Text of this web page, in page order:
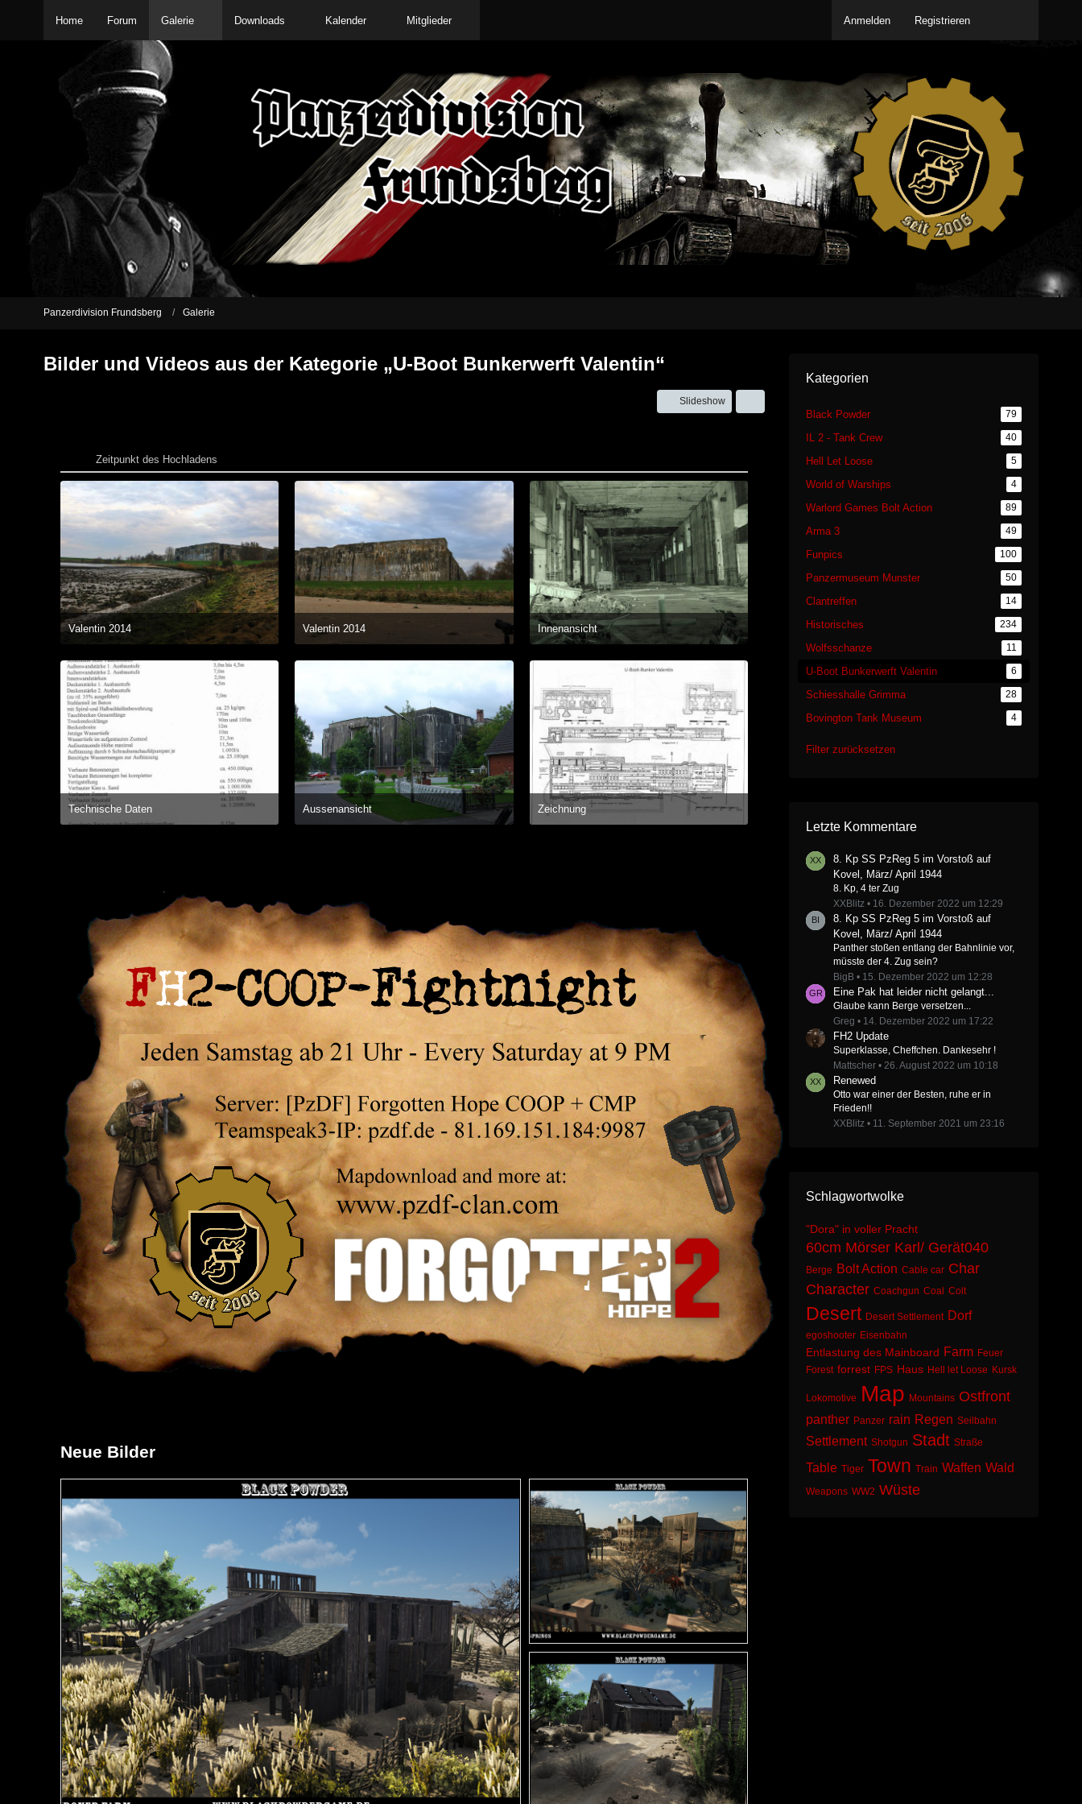
Home Forum Galerie Downloads Kalender Mitglieder Anmelden Registrieren
Panzerdivision Frundsberg Galerie
Bilder und Videos aus der Kategorie „U-Boot Bunkerwerft Valentin“
Slideshow
Zeitpunkt des Hochladens
Valentin 2014
3. Dezember 2014 um 17:35
Valentin 2014
3. Dezember 2014 um 17:35
Innenansicht
16. Oktober 2014 um 22:29
Technische Daten
16. Oktober 2014 um 22:29
Aussenansicht
16. Oktober 2014 um 22:29
Zeichnung
16. Oktober 2014 um 22:29
Neue Bilder
Kategorien
Black Powder 79
IL 2 - Tank Crew 40
Hell Let Loose 5
World of Warships 4
Warlord Games Bolt Action 89
Arma 3 49
Funpics 100
Panzermuseum Munster 50
Clantreffen 14
Historisches 234
Wolfsschanze 11
U-Boot Bunkerwerft Valentin 6
Schiesshalle Grimma 28
Bovington Tank Museum 4
Filter zurücksetzen
Letzte Kommentare
8. Kp SS PzReg 5 im Vorstoß auf
Kovel, März/ April 1944
8. Kp, 4 ter Zug
XXBlitz
16. Dezember 2022 um 12:29
8. Kp SS PzReg 5 im Vorstoß auf
Kovel, März/ April 1944
Panther stoßen entlang der Bahnlinie vor,
müsste der 4. Zug sein?
BigB
15. Dezember 2022 um 12:28
Eine Pak hat leider nicht gelangt...
Glaube kann Berge versetzen...
Greg
14. Dezember 2022 um 17:22
FH2 Update
Superklasse, Cheffchen. Dankesehr !
Mattscher
26. August 2022 um 10:18
Renewed
Otto war einer der Besten, ruhe er in
Frieden!!
XXBlitz
11. September 2021 um 23:16
Schlagwortwolke
"Dora" in voller Pracht
60cm Mörser Karl/ Gerät040
Berge Bolt Action Cable car Char
Character Coachgun Coal Colt
Desert Desert Settlement Dorf
egoshooter Eisenbahn
Entlastung des Mainboard Farm Feuer
Forest forrest FPS Haus Hell let Loose Kursk
Lokomotive Map Mountains Ostfront
panther Panzer rain Regen Seilbahn
Settlement Shotgun Stadt Straße
Table Tiger Town Train Waffen Wald
Weapons WW2 Wüste